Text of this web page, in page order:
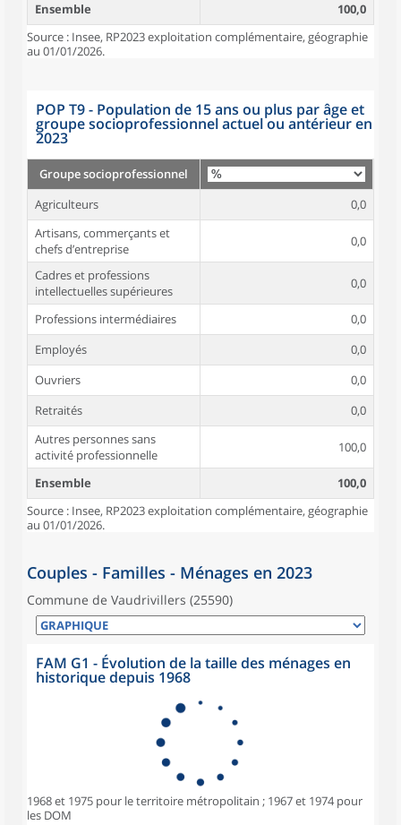
Ensemble
100,0
Source : Insee, RP2023 exploitation complémentaire, géographie
au 01/01/2026.
POP T9 - Population de 15 ans ou plus par âge et
groupe socioprofessionnel actuel ou antérieur en
2023
Groupe socioprofessionnel
Agriculteurs
0,0
Artisans, commerçants et
chefs d’entreprise
0,0
Cadres et professions
intellectuelles supérieures
0,0
Professions intermédiaires
0,0
Employés
0,0
Ouvriers
0,0
Retraités
0,0
Autres personnes sans
activité professionnelle
100,0
Ensemble
100,0
Source : Insee, RP2023 exploitation complémentaire, géographie
au 01/01/2026.
Couples - Familles - Ménages en 2023
Commune de Vaudrivillers (25590)
FAM G1 - Évolution de la taille des ménages en
historique depuis 1968
1968 et 1975 pour le territoire métropolitain ; 1967 et 1974 pour
les DOM